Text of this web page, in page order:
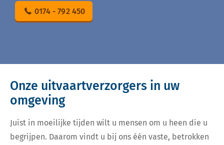
0174 - 792 450
Onze uitvaartverzorgers in uw
omgeving
Juist in moeilijke tijden wilt u mensen om u heen die u
begrijpen. Daarom vindt u bij ons één vaste, betrokken